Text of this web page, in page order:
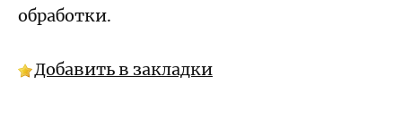
обработки.
Добавить в закладки